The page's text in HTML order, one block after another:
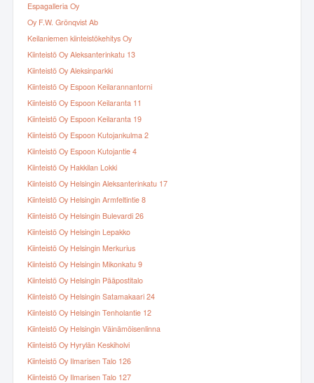
Espagalleria Oy
Oy F.W. Grönqvist Ab
Keilaniemen kiinteistökehitys Oy
Kiinteistö Oy Aleksanterinkatu 13
Kiinteistö Oy Aleksinparkki
Kiinteistö Oy Espoon Keilarannantorni
Kiinteistö Oy Espoon Keilaranta 11
Kiinteistö Oy Espoon Keilaranta 19
Kiinteistö Oy Espoon Kutojankulma 2
Kiinteistö Oy Espoon Kutojantie 4
Kiinteistö Oy Hakkilan Lokki
Kiinteistö Oy Helsingin Aleksanterinkatu 17
Kiinteistö Oy Helsingin Armfeltintie 8
Kiinteistö Oy Helsingin Bulevardi 26
Kiinteistö Oy Helsingin Lepakko
Kiinteistö Oy Helsingin Merkurius
Kiinteistö Oy Helsingin Mikonkatu 9
Kiinteistö Oy Helsingin Pääpostitalo
Kiinteistö Oy Helsingin Satamakaari 24
Kiinteistö Oy Helsingin Tenholantie 12
Kiinteistö Oy Helsingin Väinämöisenlinna
Kiinteistö Oy Hyrylän Keskiholvi
Kiinteistö Oy Ilmarisen Talo 126
Kiinteistö Oy Ilmarisen Talo 127